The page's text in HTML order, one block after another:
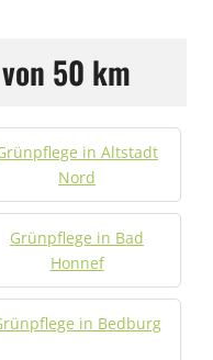
50 km
in Altstadt
Nord
Grünpflege in Bad
Honnef
in Bedburg